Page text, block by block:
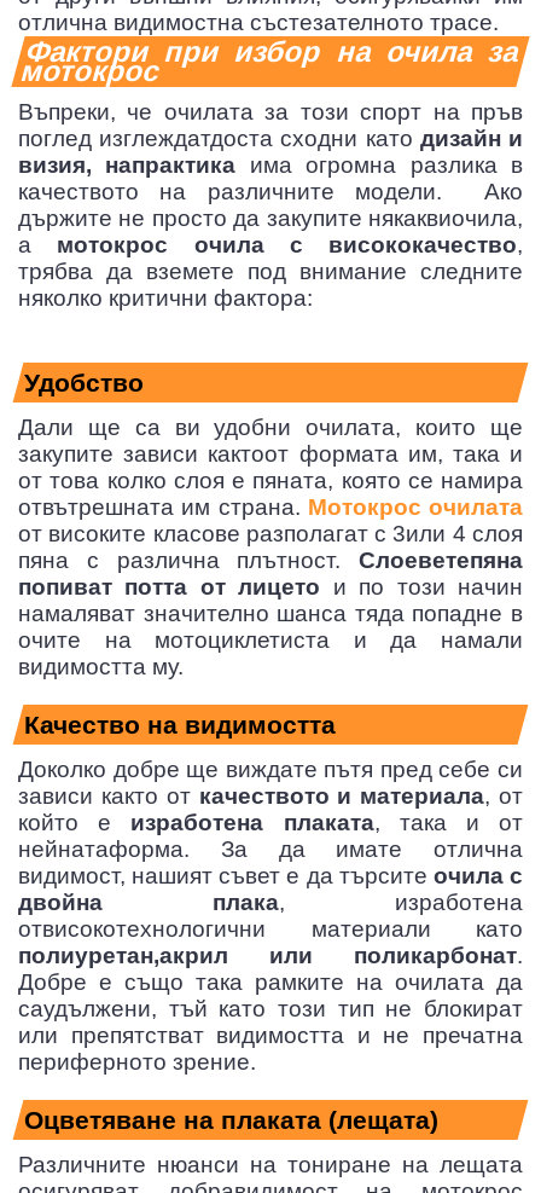
отлична видимостна състезателното трасе.
Фактори при избор на очила за
мотокрос
Въпреки, че очилата за този спорт на пръв
поглед изглеждатдоста сходни като дизайн и
визия, напрактика има огромна разлика в
качеството на различните модели. Ако
държите не просто да закупите някаквиочила,
а мотокрос очила с висококачество,
трябва да вземете под внимание следните
няколко критични фактора:
Удобство
Дали ще са ви удобни очилата, които ще
закупите зависи кактоот формата им, така и
от това колко слоя е пяната, която се намира
отвътрешната им страна. Мотокрос очилата
от високите класове разполагат с 3или 4 слоя
пяна с различна плътност. Слоеветепяна
попиват потта от лицето и по този начин
намаляват значително шанса тяда попадне в
очите на мотоциклетиста и да намали
видимостта му.
Качество на видимостта
Доколко добре ще виждате пътя пред себе си
зависи както от качеството и материала, от
който е изработена плаката, така и от
нейнатаформа. За да имате отлична
видимост, нашият съвет е да търсите очила с
двойна плака, изработена
отвисокотехнологични материали като
полиуретан,акрил или поликарбонат.
Добре е също така рамките на очилата да
саудължени, тъй като този тип не блокират
или препятстват видимостта и не пречатна
периферното зрение.
Оцветяване на плаката (лещата)
Различните нюанси на тониране на лещата